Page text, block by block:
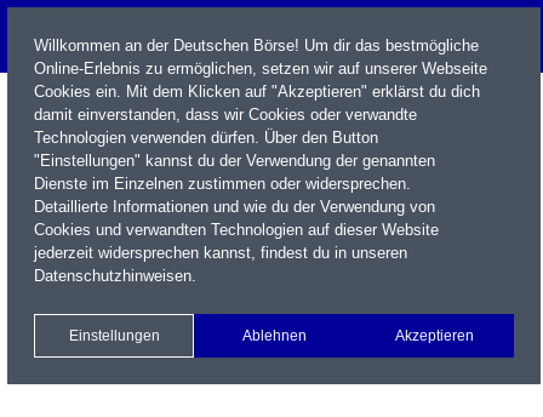
Name / WKN / ISIN / Kürzel
Xetra Realtime
Watchlist Portfolio Login
Willkommen an der Deutschen Börse! Um dir das bestmögliche
Online-Erlebnis zu ermöglichen, setzen wir auf unserer Webseite
Cookies ein. Mit dem Klicken auf "Akzeptieren" erklärst du dich
damit einverstanden, dass wir Cookies oder verwandte
Technologien verwenden dürfen. Über den Button
"Einstellungen" kannst du der Verwendung der genannten
Dienste im Einzelnen zustimmen oder widersprechen.
Detaillierte Informationen und wie du der Verwendung von
Cookies und verwandten Technologien auf dieser Website
jederzeit widersprechen kannst, findest du in unseren
Datenschutzhinweisen.
Einstellungen Ablehnen Akzeptieren